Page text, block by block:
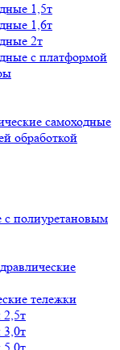
1,5т
1,6т
2т
с платформой
самоходные
обработкой
с полиуретановым
тележки
2,5т
3,0т